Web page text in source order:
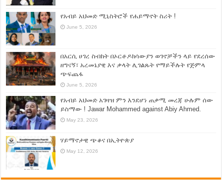
የአብይ አህመድ ሚኒስትሮች የሐይማኖት ስሪት !
June 5, 2026
በአርሲ ሀገረ ስብከት በኦርቶዶክሳውያን ወገኖቻችን ላይ የደረሰው
ዘግናኝ፣ አረመኔያዊ እና ቃላት ሊገልጹት የማይችሉት የጅምላ
ጭፍጨፋ
June 5, 2026
የአብይ አህመድ አገዛዝ ምን እንደሆነ ጠቃሚ መረጃ ሁሉም ሰው
ይስማው ! Jawar Mohammed against Abiy Ahmed.
May 23, 2026
ሃይማኖታዊ ጭቆና በኢትዮጵያ
May 12, 2026